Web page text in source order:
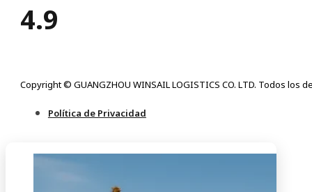
4.9
Copyright © GUANGZHOU WINSAIL LOGISTICS CO. LTD. Todos los
Política de Privacidad